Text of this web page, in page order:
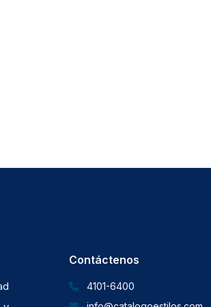
Contáctenos
4101-6400